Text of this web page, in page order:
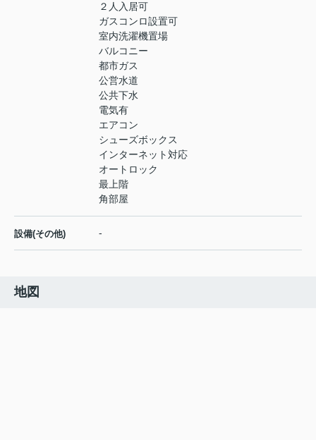
２人入居可
ガスコンロ設置可
室内洗濯機置場
バルコニー
都市ガス
公営水道
公共下水
電気有
エアコン
シューズボックス
インターネット対応
オートロック
最上階
角部屋
設備(その他) -
地図